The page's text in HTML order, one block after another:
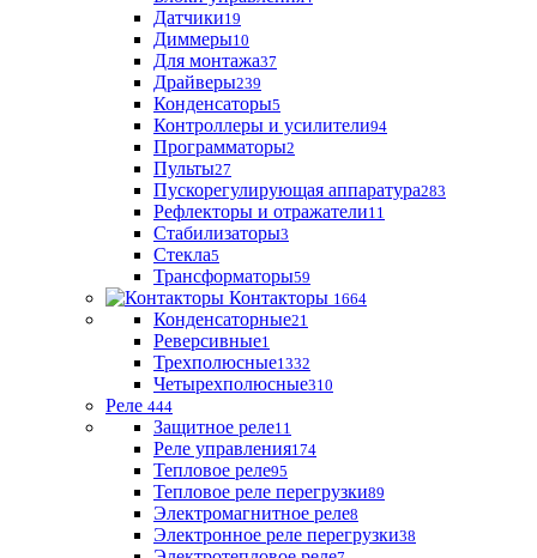
Датчики19
Диммеры10
Для монтажа37
Драйверы239
Конденсаторы5
Контроллеры и усилители94
Программаторы2
Пульты27
Пускорегулирующая аппаратура283
Рефлекторы и отражатели11
Стабилизаторы3
Стекла5
Трансформаторы59
Контакторы 1664
Конденсаторные21
Реверсивные1
Трехполюсные1332
Четырехполюсные310
Реле 444
Защитное реле11
Реле управления174
Тепловое реле95
Тепловое реле перегрузки89
Электромагнитное реле8
Электронное реле перегрузки38